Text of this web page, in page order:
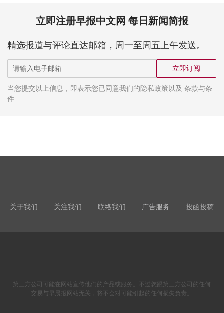
立即注册早报中文网 每日新闻简报
精选报道与评论直达邮箱，周一至周五上午发送。
立即订阅
当您提交以上信息，即表示您已同意我们的隐私政策以及 条款与条
件
关于我们 关注我们 联络我们 广告服务 投函投稿
第三方公司可能在网站宣传他们的产品或服务。不过您跟第三方公司的任何
交易与早晨报网站无关，将不会对可能引起的任何损失负责。